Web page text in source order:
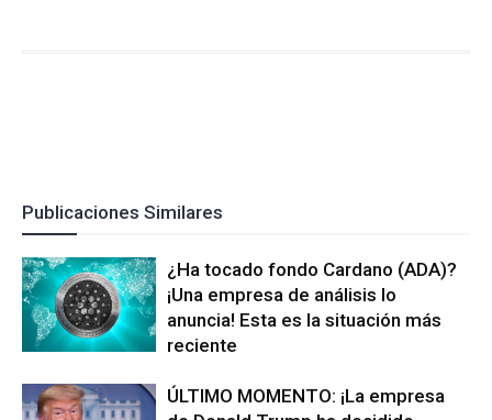
Publicaciones Similares
¿Ha tocado fondo Cardano (ADA)?
¡Una empresa de análisis lo
anuncia! Esta es la situación más
reciente
ÚLTIMO MOMENTO: ¡La empresa